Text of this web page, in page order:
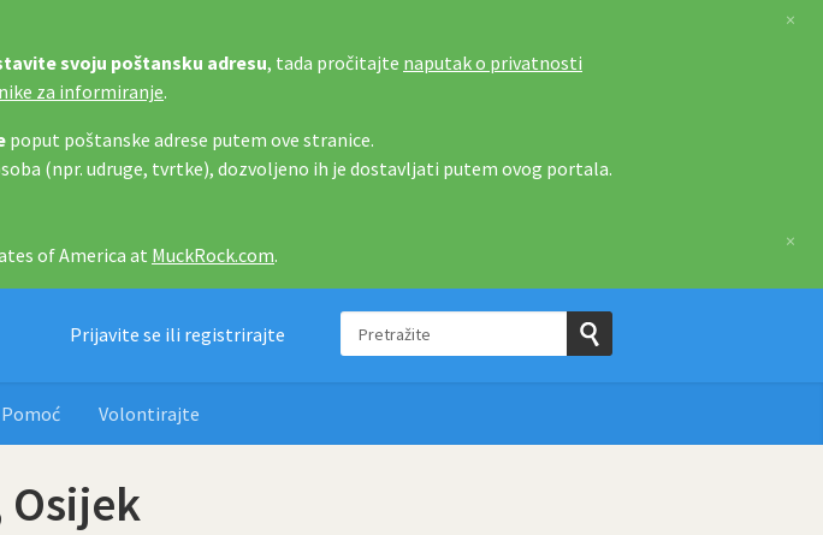
svoju poštansku adresu, tada pročitajte naputak o privatnosti
za informiranje.
poput poštanske adrese putem ove stranice.
(npr. udruge, tvrtke), dozvoljeno ih je dostavljati putem ovog portala.
×
of America at MuckRock.com.
×
Prijavite se ili registrirajte Pretražite
Pošaljite
Pomoć Volontirajte